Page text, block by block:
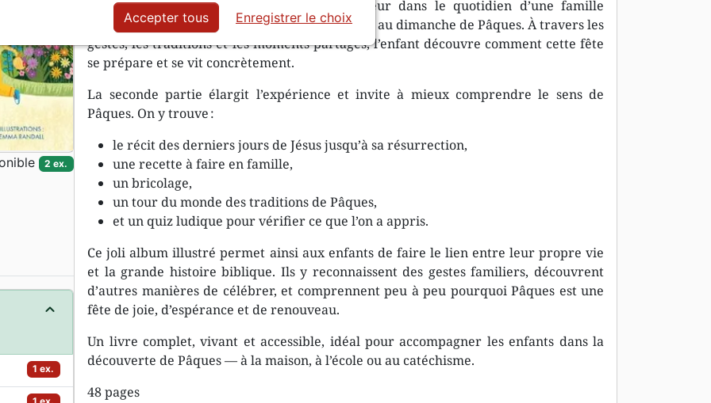
La première partie du livre plonge le lecteur dans le quotidien d’une famille
catholique qui vit les jours allant de Mardi gras au dimanche de Pâques. À travers les
gestes, les traditions et les moments partagés, l’enfant découvre comment cette fête
se prépare et se vit concrètement.
La seconde partie élargit l’expérience et invite à mieux comprendre le sens de
Pâques. On y trouve :
le récit des derniers jours de Jésus jusqu’à sa résurrection,
une recette à faire en famille,
un bricolage,
un tour du monde des traditions de Pâques,
et un quiz ludique pour vérifier ce que l’on a appris.
Ce joli album illustré permet ainsi aux enfants de faire le lien entre leur propre vie
et la grande histoire biblique. Ils y reconnaissent des gestes familiers, découvrent
d’autres manières de célébrer, et comprennent peu à peu pourquoi Pâques est une
fête de joie, d’espérance et de renouveau.
Un livre complet, vivant et accessible, idéal pour accompagner les enfants dans la
découverte de Pâques — à la maison, à l’école ou au catéchisme.
48 pages
2 ex.
1 ex.
Accepter tous Enregistrer le choix